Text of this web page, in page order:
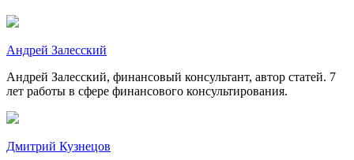
Андрей Залесский
Андрей Залесский, финансовый консультант, автор статей. 7
лет работы в сфере финансового консультирования.
Дмитрий Кузнецов